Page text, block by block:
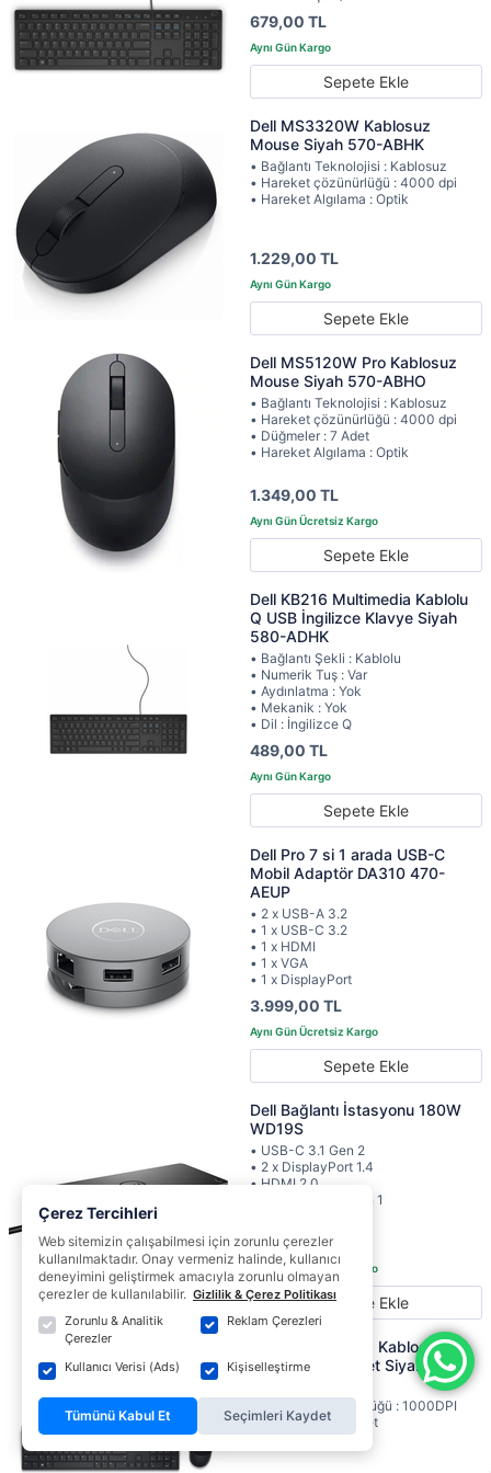
679,00 TL
Sepete Ekle
Dell MS3320W Kablosuz
Mouse Siyah 570-ABHK
• Bağlantı Teknolojisi : Kablosuz
• Hareket çözünürlüğü : 4000 dpi
• Hareket Algılama : Optik
1.229,00 TL
Sepete Ekle
Dell MS5120W Pro Kablosuz
Mouse Siyah 570-ABHO
• Bağlantı Teknolojisi : Kablosuz
• Hareket çözünürlüğü : 4000 dpi
• Düğmeler : 7 Adet
• Hareket Algılama : Optik
1.349,00 TL
Sepete Ekle
Dell KB216 Multimedia Kablolu
Q USB İngilizce Klavye Siyah
580-ADHK
• Bağlantı Şekli : Kablolu
• Numerik Tuş : Var
• Aydınlatma : Yok
• Mekanik : Yok
• Dil : İngilizce Q
489,00 TL
Sepete Ekle
Dell Pro 7 si 1 arada USB-C
Mobil Adaptör DA310 470-
AEUP
• 2 x USB-A 3.2
• 1 x USB-C 3.2
• 1 x HDMI
• 1 x VGA
• 1 x DisplayPort
3.999,00 TL
Sepete Ekle
Dell Bağlantı İstasyonu 180W
WD19S
• USB-C 3.1 Gen 2
• 2 x DisplayPort 1.4
• HDMI 2.0
• 2 x USB-A 3.1 Gen 1
8.809,00 TL
Sepete Ekle
Dell KM5221W Q Kablosuz
Klavye Mouse Set Siyah 580-
• Hareket Çözünürlüğü : 1000DPI
• Mouse Tuş : 3 Adet
• Arayüz : 2.4GHz
Çerez Tercihleri
Web sitemizin çalışabilmesi için zorunlu çerezler
kullanılmaktadır. Onay vermeniz halinde, kullanıcı
deneyimini geliştirmek amacıyla zorunlu olmayan
çerezler de kullanılabilir. Gizlilik & Çerez Politikası
Zorunlu & Analitik
Çerezler
Reklam Çerezleri
Kullanıcı Verisi (Ads) Kişiselleştirme
Tümünü Kabul Et Seçimleri Kaydet